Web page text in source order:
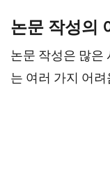
논문 작성의
논문 작성은 많은
는 여러 가지 어